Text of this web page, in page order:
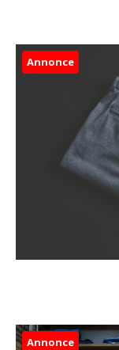
Annonce
Annonce